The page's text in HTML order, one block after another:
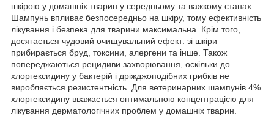
шкірою у домашніх тварин у середньому та важкому станах.
Шампунь впливає безпосередньо на шкіру, тому ефективність
лікування і безпека для тварини максимальна. Крім того,
досягається чудовий очищувальний ефект: зі шкіри
прибирається бруд, токсини, алергени та інше. Також
попереджаються рецидиви захворювання, оскільки до
хлоргексидину у бактерій і дріжджоподібних грибків не
виробляється резистентність. Для ветеринарних шампунів 4%
хлоргексидину вважається оптимальною концентрацією для
лікування дерматологічних проблем у домашніх тварин.